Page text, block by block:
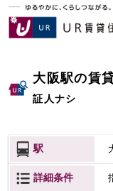
大阪駅の賃
証人ナシ
駅
詳細条件